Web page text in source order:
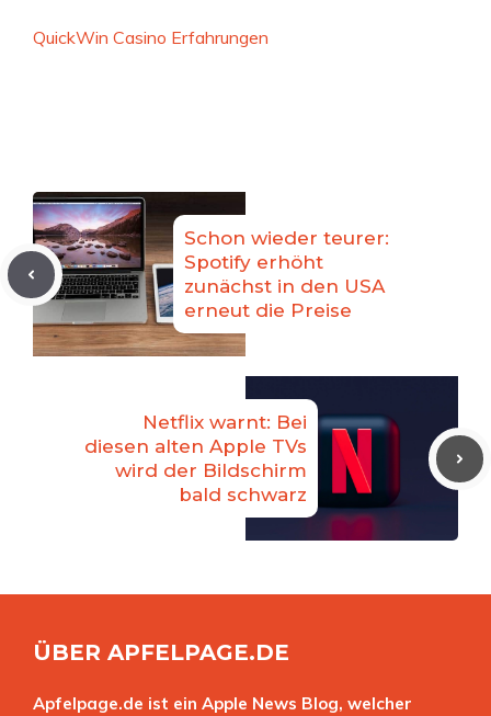
QuickWin Casino Erfahrungen
Schon wieder teurer:
Spotify erhöht
zunächst in den USA
erneut die Preise
Netflix warnt: Bei
diesen alten Apple TVs
wird der Bildschirm
bald schwarz
ÜBER APFELPAGE.DE
Apfelpage.de ist ein Apple News Blog, welcher